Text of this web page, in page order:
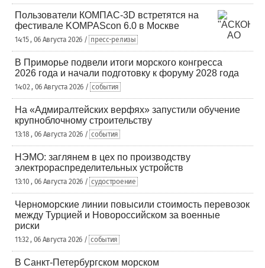
Пользователи КОМПАС-3D встретятся на
фестивале KOMPAScon 6.0 в Москве
14:15 , 06 Августа 2026 / пресс-релизы
В Приморье подвели итоги морского конгресса
2026 года и начали подготовку к форуму 2028 года
14:02 , 06 Августа 2026 / события
На «Адмиралтейских верфях» запустили обучение
крупноблочному строительству
13:18 , 06 Августа 2026 / события
НЭМО: заглянем в цех по производству
электрораспределительных устройств
13:10 , 06 Августа 2026 / судостроение
Черноморские линии повысили стоимость перевозок
между Турцией и Новороссийском за военные
риски
11:32 , 06 Августа 2026 / события
В Санкт-Петербургском морском